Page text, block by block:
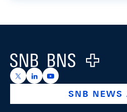
Logo
https://x.com/snb_bns
https://https://
SNB NEWS